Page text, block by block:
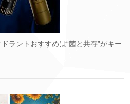
ラントおすすめは“菌と共存”がキー